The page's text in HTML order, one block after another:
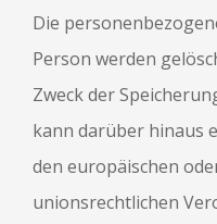
Die
Person werden
Zweck der
kann darüber hinaus
den europäischen
unionsrechtlichen